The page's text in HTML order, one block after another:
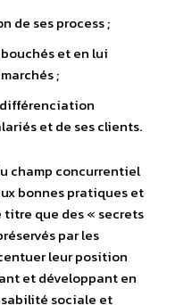
de ses process ;
et en lui
;
et de ses clients.
champ concurrentiel
bonnes pratiques et
titre que des « secrets
par les
leur position
et développant en
sociale et